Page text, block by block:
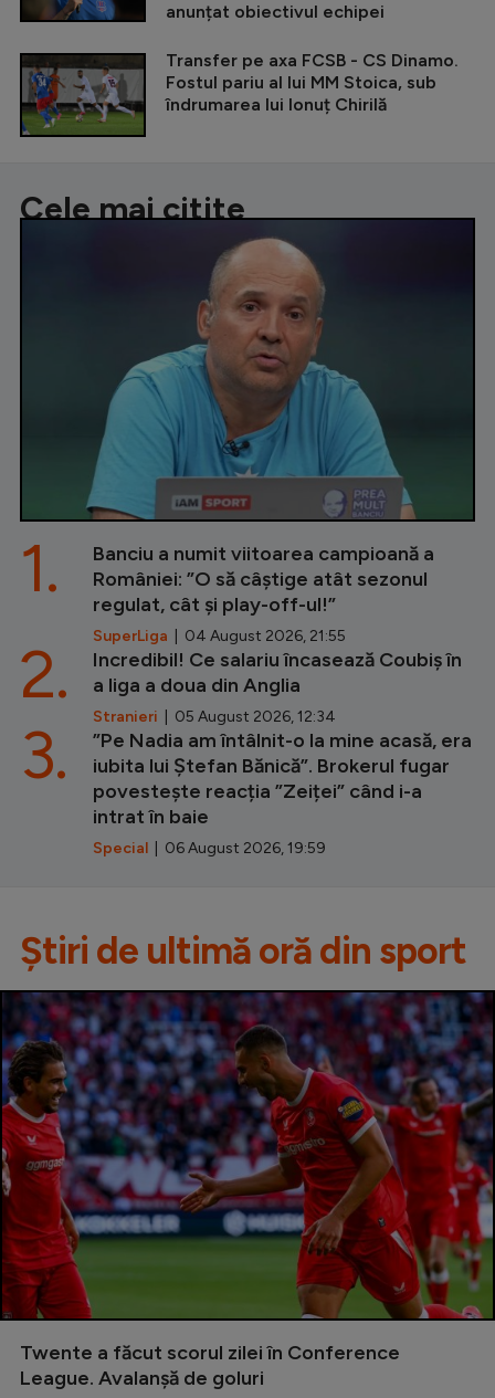
anunțat obiectivul echipei
Transfer pe axa FCSB - CS Dinamo.
Fostul pariu al lui MM Stoica, sub
îndrumarea lui Ionuț Chirilă
Cele mai citite
Banciu a numit viitoarea campioană a
României: ”O să câștige atât sezonul
regulat, cât și play-off-ul!”
SuperLiga | 04 August 2026, 21:55
1.
Incredibil! Ce salariu încasează Coubiș în
a liga a doua din Anglia
Stranieri | 05 August 2026, 12:34
2.
”Pe Nadia am întâlnit-o la mine acasă, era
iubita lui Ștefan Bănică”. Brokerul fugar
povestește reacția ”Zeiței” când i-a
intrat în baie
Special | 06 August 2026, 19:59
3.
Știri de ultimă oră din sport
Twente a făcut scorul zilei în Conference
League. Avalanșă de goluri